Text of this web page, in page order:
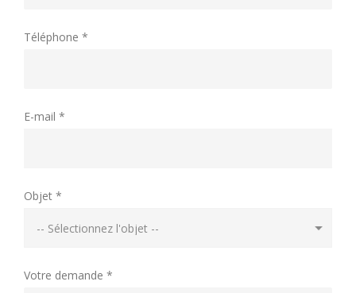
Téléphone *
E-mail *
Objet *
Votre demande *